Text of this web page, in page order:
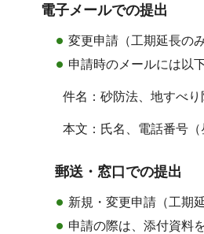
電子メールでの提出
変更申請（工期延長の
申請時のメールには以
件名：砂防法、地すべり
本文：氏名、電話番号（
郵送・窓口での提出
新規・変更申請（工期
申請の際は、添付資料